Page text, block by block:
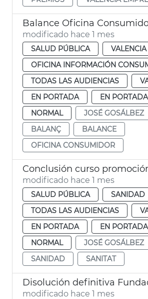
Balance Oficina
modificado hace 1 mes
SALUD PÚBLICA
VALENCIA
OFICINA INFORMACIÓN
TODAS LAS AUDIENCIAS
EN PORTADA
EN
NORMAL
JOSÉ GOSÁLBEZ
BALANÇ
BALANCE
OFICINA CONSUMIDOR
modificado hace 1 mes
SALUD PÚBLICA
SANIDAD
TODAS LAS AUDIENCIAS
EN PORTADA
EN
NORMAL
JOSÉ GOSÁLBEZ
SANIDAD
SANITAT
modificado hace 1 mes